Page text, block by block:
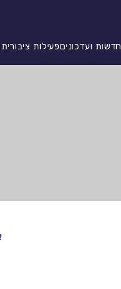
חדשות ועדכוניםפעילות ציבורית